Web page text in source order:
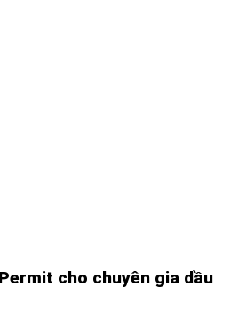
cho chuyên gia dầu